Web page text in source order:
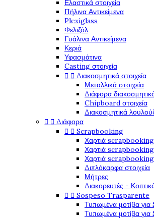
Ελαστικά στοιχεία
Πήλινα Αντικείμενα
Plexiglass
Φελιζόλ
Γυάλινα Αντικείμενα
Κεριά
Υφασμάτινα
Casting στοιχεία
  Διακοσμητικά στοιχεία
Μεταλλικά στοιχεία
Διάφορα
Chipboard στοιχεία
Διακοσμητικά
  Διάφορα
  Scrapbooking
Χαρτιά
Χαρτιά
Χαρτιά
Διπλόκαρφα στοιχεία
Μήτρες
Διακορευτές -
  Sospeso Trasparente
Τυπωμένα μοτίβα
Τυπωμένα μοτίβα